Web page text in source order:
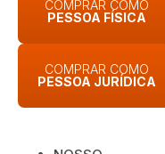
COMPRAR COMO
PESSOA FÍSICA
COMPRAR COMO
PESSOA JURÍDICA